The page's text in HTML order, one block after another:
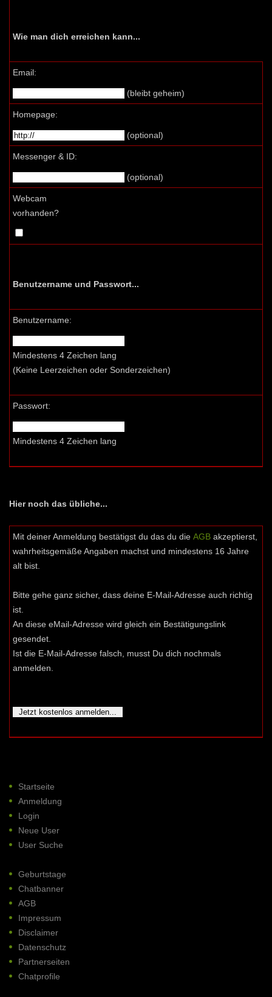
Wie man dich erreichen kann...
Email:
(bleibt geheim)
Homepage:
(optional)
Messenger & ID:
(optional)
Webcam
vorhanden?
Benutzername und Passwort...
Benutzername:
Mindestens 4 Zeichen lang
(Keine Leerzeichen oder Sonderzeichen)
Passwort:
Mindestens 4 Zeichen lang
Hier noch das übliche...
Mit deiner Anmeldung bestätigst du das du die AGB akzeptierst,
wahrheitsgemäße Angaben machst und mindestens 16 Jahre
alt bist.
Bitte gehe ganz sicher, dass deine E-Mail-Adresse auch richtig
ist.
An diese eMail-Adresse wird gleich ein Bestätigungslink
gesendet.
Ist die E-Mail-Adresse falsch, musst Du dich nochmals
anmelden.
Startseite
Anmeldung
Login
Neue User
User Suche
Geburtstage
Chatbanner
AGB
Impressum
Disclaimer
Datenschutz
Partnerseiten
Chatprofile